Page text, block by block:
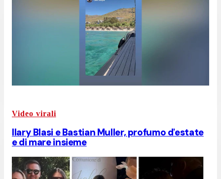
Video virali
Ilary Blasi e Bastian Muller, profumo d'estate
e di mare insieme